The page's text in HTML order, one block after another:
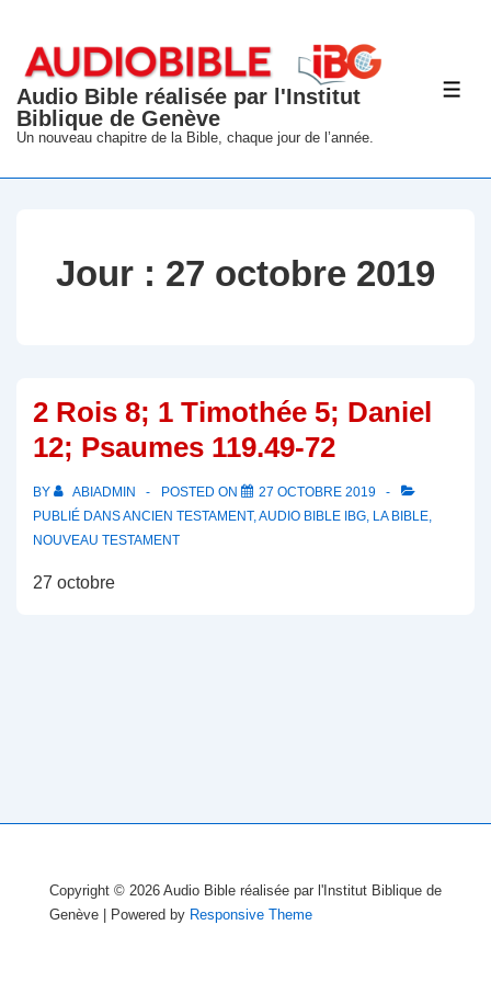
passer
contenu
principal
Audio Bible réalisée par l'Institut
Biblique de Genève
Un nouveau chapitre de la Bible, chaque jour de l’année.
Jour : 27 octobre 2019
2 Rois 8; 1 Timothée 5; Daniel
12; Psaumes 119.49-72
BY ABIADMIN POSTED ON
27 OCTOBRE 2019
PUBLIÉ DANSANCIEN TESTAMENT,AUDIO BIBLE IBG, LA BIBLE,
NOUVEAU TESTAMENT
27 octobre
Copyright © 2026 Audio Bible réalisée par l'Institut Biblique de
Genève
| Powered by Responsive Theme